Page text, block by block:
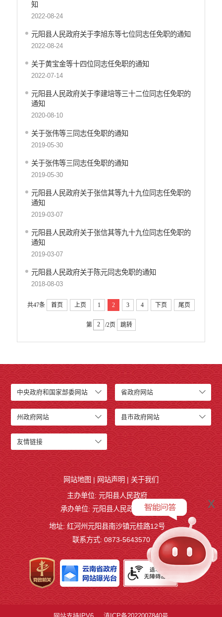
知
2022-08-24
元阳县人民政府关于李旭东等七位同志任免职的通知
2022-08-24
关于黄宝金等十四位同志任免职的通知
2022-07-14
元阳县人民政府关于李建培等三十二位同志任免职的
通知
2020-08-10
关于张伟等三同志任免职的通知
2019-05-30
关于张伟等三同志任免职的通知
2019-05-30
元阳县人民政府关于张信其等九十九位同志任免职的
通知
2019-03-07
元阳县人民政府关于张信其等九十九位同志任免职的
通知
2019-03-07
元阳县人民政府关于陈元同志免职的通知
2018-08-03
共47条 首页 上页 1 2 3 4 下页 尾页
第 /2页 跳转
中央政府和国家部委网站 省政府网站
州政府网站 县市政府网站
友情链接
x
网站地图 | 网站声明 | 关于我们
主办单位: 元阳县人民政府
承办单位: 元阳县人民政府办公室
地址: 红河州元阳县南沙镇元桂路12号
联系方式: 0873-5643570